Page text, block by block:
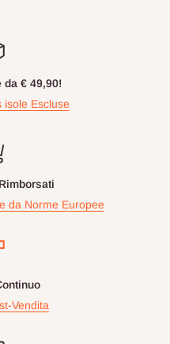
da € 49,90!
isole Escluse
da Norme Europee
Vendita